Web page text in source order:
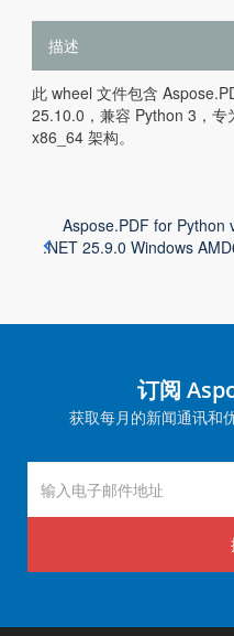
描述
此 wheel 文件包含
25.10.0，兼容 Python 3，专
x86_64 架构。
Aspose.PDF for Python
.NET 25.9.0 Windows
订阅
获取每月的新闻通讯和